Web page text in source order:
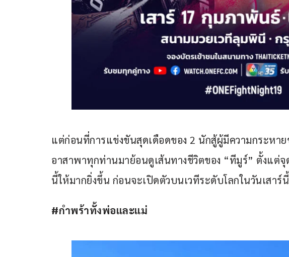
แต่ก่อนที่การแข่งขันสุดเดือดของ 2 นักสู้ผู้มีความกระหา
อาสาพาทุกท่านมาย้อนดูเส้นทางชีวิตของ “ทีมูร์” ตั้งแต่
นี้ให้มากยิ่งขึ้น ก่อนจะเปิดตัวบนเวทีระดับโลกในวันเสาร์นี้
#กำพร้าทั้งพ่อและแม่